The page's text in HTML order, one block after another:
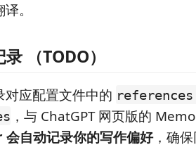
。
（TODO）
对应配置文件中的
，与 ChatGPT 网页版的
自动记录你的写作偏好，确